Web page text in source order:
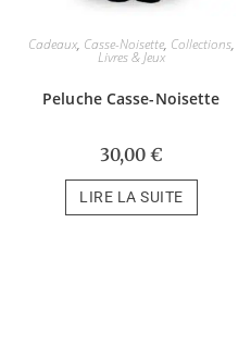
Cadeaux, Casse-Noisette, Collections,
Livres & Jeux
Peluche Casse-Noisette
30,00 €
LIRE LA SUITE